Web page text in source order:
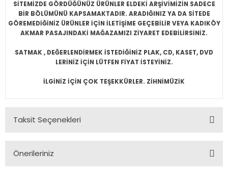
SİTEMİZDE GÖRDÜĞÜNÜZ ÜRÜNLER ELDEKİ ARŞİVİMİZİN SADECE
BİR BÖLÜMÜNÜ KAPSAMAKTADIR. ARADIĞINIZ YA DA SİTEDE
GÖREMEDİĞİNİZ ÜRÜNLER İÇİN İLETİŞİME GEÇEBİLİR VEYA KADIKÖY
AKMAR PASAJINDAKİ MAĞAZAMIZI ZİYARET EDEBİLİRSİNİZ.
SATMAK , DEĞERLENDİRMEK İSTEDİĞİNİZ PLAK, CD, KASET, DVD
LERİNİZ İÇİN LÜTFEN FİYAT İSTEYİNİZ.
İLGİNİZ İÇİN ÇOK TEŞEKKÜRLER. ZİHNİMÜZİK
Taksit Seçenekleri
Önerileriniz